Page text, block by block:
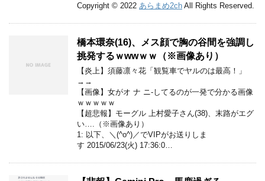
Copyright © 2022 あらまめ2ch All Rights Reserved.
橋本環奈(16)、メス顔で胸の谷間を強調し
挑発するｗwwｗｗ（※画像あり）
【炎上】須藤凛々花「観覧車でヤルのは最高！」
→→
【画像】女がオ ナ ニ-してるのが一発で分かる画像
ｗｗｗｗｗ
【超悲報】モーグル 上村愛子さん(38)、末路がエグ
い….（※画像あり）
1: 以下、＼(^o^)／でVIPがお送りしま
す 2015/06/23(火) 17:36:0…